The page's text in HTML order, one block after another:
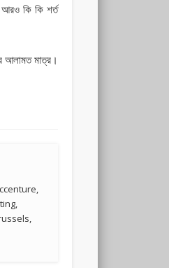
আরও কি কি শর্ত
আলামত মাত্র।